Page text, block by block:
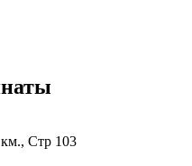
Стр 103